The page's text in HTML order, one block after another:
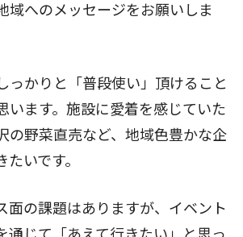
域へのメッセージをお願いしま
かりと「普段使い」頂けること
います。施設に愛着を感じていた
の野菜直売など、地域色豊かな企
いです。
の課題はありますが、イベント